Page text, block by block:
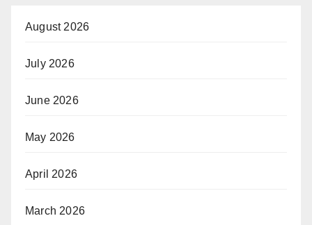
August 2026
July 2026
June 2026
May 2026
April 2026
March 2026